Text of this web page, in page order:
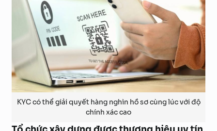
KYC có thể giải quyết hàng nghìn hồ sơ cùng lúc với độ
chính xác cao